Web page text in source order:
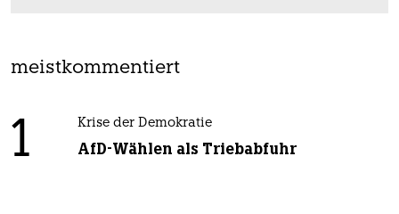
meistkommentiert
1 Krise der Demokratie
AfD-Wählen als Triebabfuhr